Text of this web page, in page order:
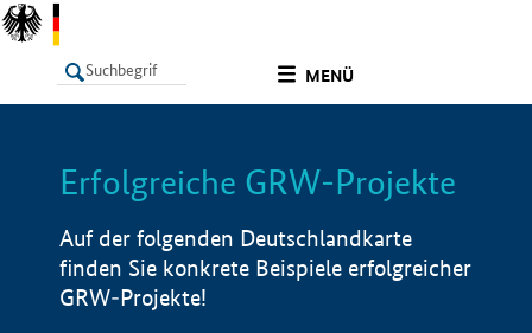
MENÜ
LISTE Info
Erfolgreiche GRW-Projekte
Auf der folgenden Deutschlandkarte
finden Sie konkrete Beispiele erfolgreicher
GRW-Projekte!